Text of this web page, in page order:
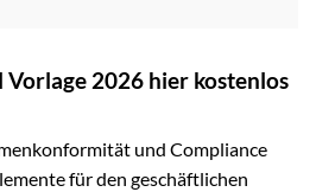
Vorlage 2026 hier kostenlos
und Compliance
für den geschäftlichen